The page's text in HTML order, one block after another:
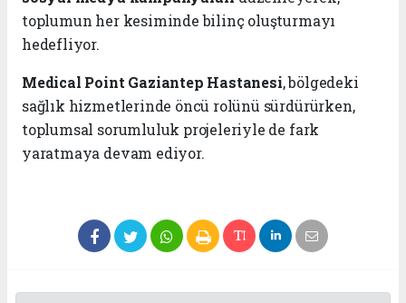
toplumun her kesiminde bilinç oluşturmayı
hedefliyor.
Medical Point Gaziantep Hastanesi, bölgedeki
sağlık hizmetlerinde öncü rolünü sürdürürken,
toplumsal sorumluluk projeleriyle de fark
yaratmaya devam ediyor.